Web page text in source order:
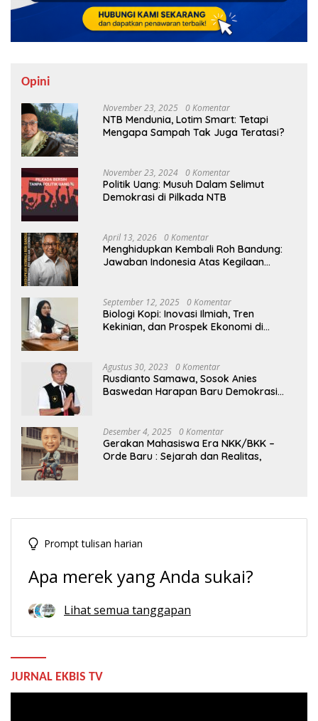
Opini
November 23, 2025 0 Komentar
NTB Mendunia, Lotim Smart: Tetapi
Mengapa Sampah Tak Juga Teratasi?
November 23, 2024 0 Komentar
Politik Uang: Musuh Dalam Selimut
Demokrasi di Pilkada NTB
April 13, 2026 0 Komentar
Menghidupkan Kembali Roh Bandung:
Jawaban Indonesia Atas Kegilaan
September 12, 2025 0 Komentar
Biologi Kopi: Inovasi Ilmiah, Tren
Kekinian, dan Prospek Ekonomi di
Agustus 30, 2023 0 Komentar
Rusdianto Samawa, Sosok Anies
Baswedan Harapan Baru Demokrasi
Desember 4, 2025 0 Komentar
Gerakan Mahasiswa Era NKK/BKK –
Orde Baru : Sejarah dan Realitas,
Prompt tulisan harian
Apa merek yang Anda sukai?
Lihat semua tanggapan
JURNAL EKBIS TV